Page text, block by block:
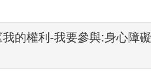
的權利-我要參與:身心障